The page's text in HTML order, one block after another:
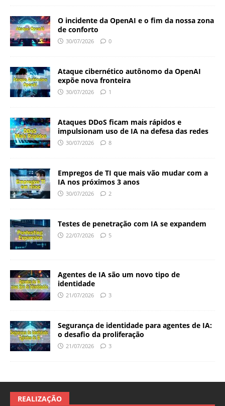
O incidente da OpenAI e o fim da nossa zona
de conforto
30/07/2026 0
Ataque cibernético autônomo da OpenAI
expõe nova fronteira
30/07/2026 1
Ataques DDoS ficam mais rápidos e
impulsionam uso de IA na defesa das redes
30/07/2026 8
Empregos de TI que mais vão mudar com a
IA nos próximos 3 anos
30/07/2026 2
Testes de penetração com IA se expandem
22/07/2026 5
Agentes de IA são um novo tipo de
identidade
21/07/2026 3
Segurança de identidade para agentes de IA:
o desafio da proliferação
21/07/2026 3
REALIZAÇÃO